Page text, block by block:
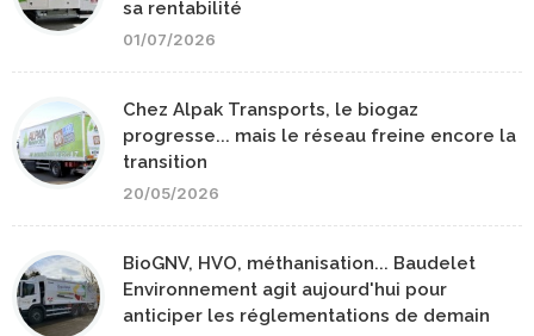
sa rentabilité
01/07/2026
Chez Alpak Transports, le biogaz
progresse... mais le réseau freine encore la
transition
20/05/2026
BioGNV, HVO, méthanisation... Baudelet
Environnement agit aujourd'hui pour
anticiper les réglementations de demain